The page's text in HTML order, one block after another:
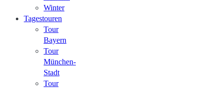
Winter
Tagestouren
Tour
Bayern
Tour
München-
Stadt
Tour